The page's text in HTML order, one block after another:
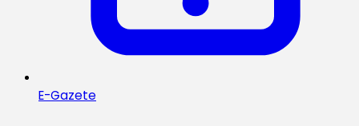
E-Gazete